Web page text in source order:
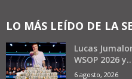
LO MÁS LEÍDO DE LA
Lucas
WSOP 2026
6 agosto, 2026